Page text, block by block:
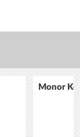
Monor